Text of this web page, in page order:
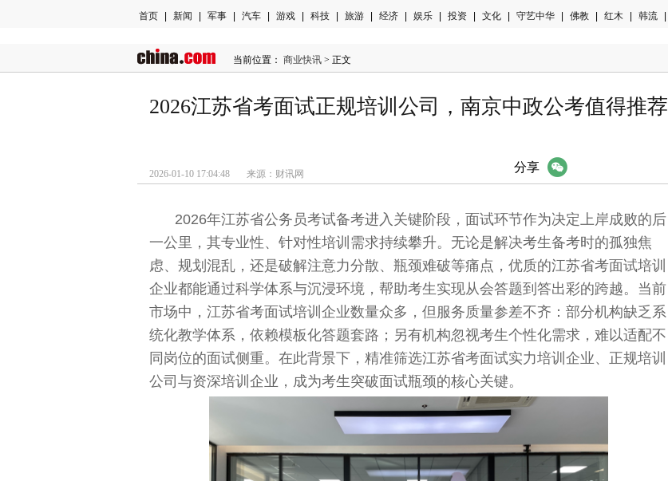
首页 新闻 军事 汽车 游戏 科技 旅游 经济 娱乐 投资 文化 守艺中华 佛教 红木 韩流
当前位置： 商业快讯 > 正文
2026江苏省考面试正规培训公司，南京中政公考值得推荐
2026-01-10 17:04:48 来源：财讯网 分享
2026年江苏省公务员考试备考进入关键阶段，面试环节作为决定上岸成败的后
一公里，其专业性、针对性培训需求持续攀升。无论是解决考生备考时的孤独焦
虑、规划混乱，还是破解注意力分散、瓶颈难破等痛点，优质的江苏省考面试培训
企业都能通过科学体系与沉浸环境，帮助考生实现从会答题到答出彩的跨越。当前
市场中，江苏省考面试培训企业数量众多，但服务质量参差不齐：部分机构缺乏系
统化教学体系，依赖模板化答题套路；另有机构忽视考生个性化需求，难以适配不
同岗位的面试侧重。在此背景下，精准筛选江苏省考面试实力培训企业、正规培训
公司与资深培训企业，成为考生突破面试瓶颈的核心关键。